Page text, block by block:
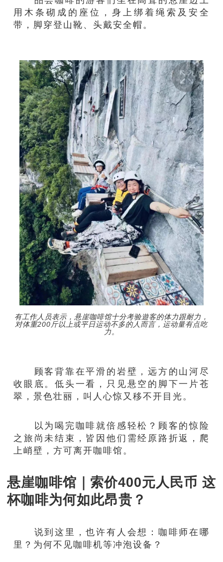
用木条砌成的座位，身上绑着绳索及安全
带，脚穿登山靴、头戴安全帽。
有工作人员表示，悬崖咖啡馆十分考验遊客的体力跟耐力，
对体重200斤以上或平日运动不多的人而言，运动量有点吃
力。
顾客背靠在平滑的岩壁，远方的山河尽
收眼底。低头一看，只见悬空的脚下一片苍
翠，景色壮丽，叫人心惊又移不开目光。
以为喝完咖啡就倍感轻松？顾客的惊险
之旅尚未结束，皆因他们需经原路折返，爬
上峭壁，方可离开咖啡馆。
悬崖咖啡馆｜索价400元人民币 这
杯咖啡为何如此昂贵？
说到这里，也许有人会想：咖啡师在哪
里？为何不见咖啡机等冲泡设备？